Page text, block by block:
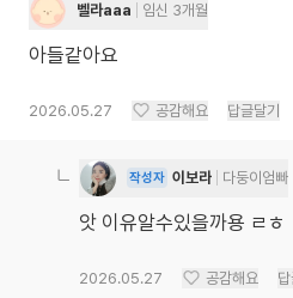
벨라aaa 임신 3개월
아들같아요
2026.05.27 공감해요 답글달기
작성자 이보라 다둥이엄빠
앗 이유알수있을까용 ㄹㅎ
2026.05.27 공감해요